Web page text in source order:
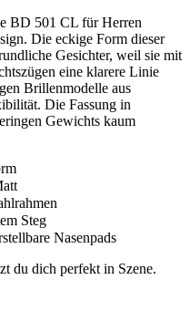
BD 501 CL für Herren
Die eckige Form dieser
Gesichter, weil sie mit
eine klarere Linie
Brillenmodelle aus
Die Fassung in
Gewichts kaum
Steg
Nasenpads
du dich perfekt in Szene.